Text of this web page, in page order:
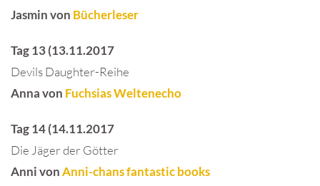
Jasmin von Bücherleser
Tag 13 (13.11.2017
Devils Daughter-Reihe
Anna von Fuchsias Weltenecho
Tag 14 (14.11.2017
Die Jäger der Götter
Anni vonAnni-chans fantastic books